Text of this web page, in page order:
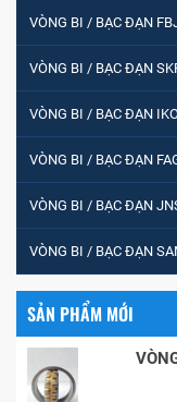
VÒNG BI / BẠC ĐẠN
VÒNG BI / BẠC ĐẠN
VÒNG BI / BẠC ĐẠN
VÒNG BI / BẠC ĐẠN
VÒNG BI / BẠC ĐẠN
VÒNG BI / BẠC ĐẠN
SẢN PHẨM MỚI